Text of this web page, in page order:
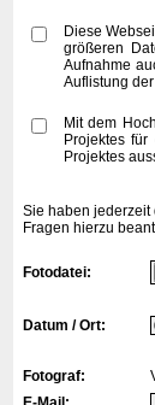
Diese
größeren
Aufnahme
Auflistung
Mit dem
Projektes
Projektes
Sie haben jederzeit
Fragen hierzu
Fotodatei:
Datum / Ort:
Fotograf: